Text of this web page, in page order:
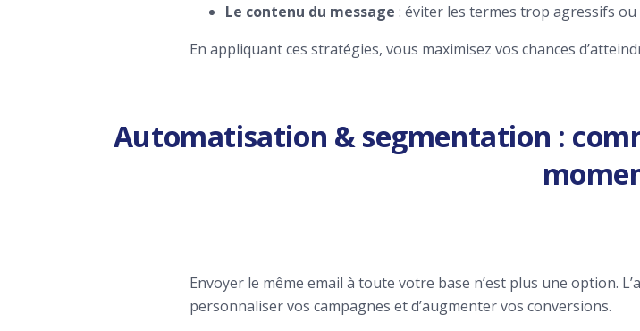
Le contenu du message : éviter les termes trop agressifs
En appliquant ces stratégies, vous maximisez vos chances
Automatisation & segmentation :
Envoyer le même email à toute votre base n’est plus une option.
personnaliser vos campagnes et d’augmenter vos conversions.